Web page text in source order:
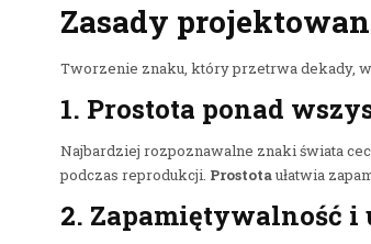
Zasady
Tworzenie znaku, który przetrwa dekady,
1. Prostota ponad
Najbardziej rozpoznawalne znaki świata
podczas reprodukcji. Prostotaułatwia
2. Zapamiętywalność